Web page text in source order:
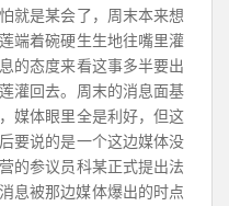
就是某会了，周末本来想
端着碗硬生生地往嘴里灌
的态度来看这事多半要出
灌回去。周末的消息面基
媒体眼里全是利好，但这
要说的是一个这边媒体没
的参议员科某正式提出法
息被那边媒体爆出的时点